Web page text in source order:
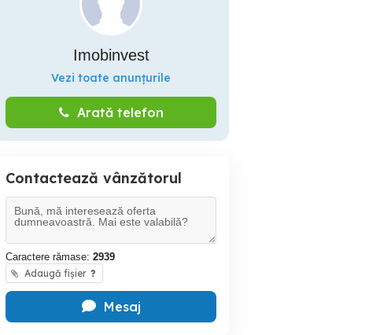
Imobinvest
Vezi toate anunțurile
Arată telefon
Contactează vânzătorul
Caractere rămase: 2939
Adaugă fișier ?
Mesaj